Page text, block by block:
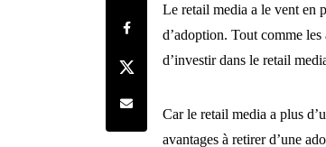
Share on Facebook
Share on Twitter
Share by e-mail
Le retail media a le vent en
d’adoption. Tout comme
d’investir dans le retail
Car le retail media a plus
avantages à retirer d’une